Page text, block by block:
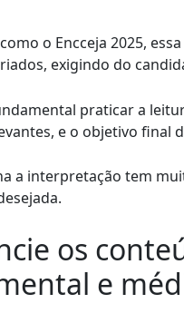
o Encceja 2025,
exigindo do
praticar a
e o objetivo final
a interpretação tem
os
e